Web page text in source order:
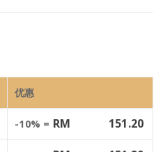
优惠
-10% = RM 151.20